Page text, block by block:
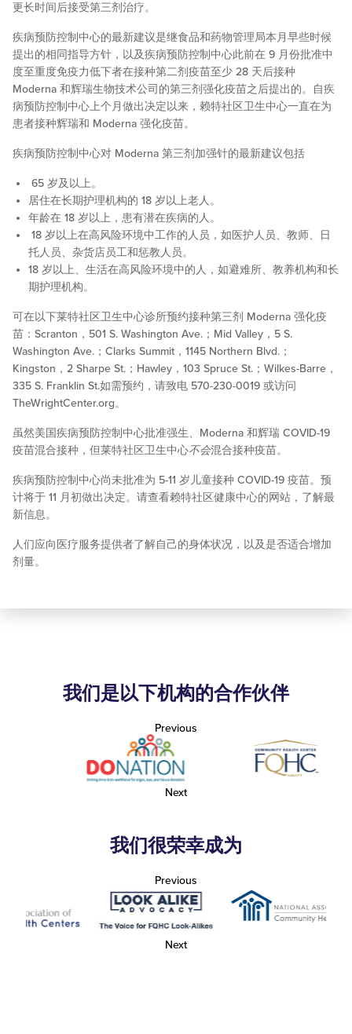
更长时间后接受第三剂治疗。
疾病预防控制中心的最新建议是继食品和药物管理局本月早些时候
提出的相同指导方针，以及疾病预防控制中心此前在 9 月份批准中
度至重度免疫力低下者在接种第二剂疫苗至少 28 天后接种
Moderna 和辉瑞生物技术公司的第三剂强化疫苗之后提出的。自疾
病预防控制中心上个月做出决定以来，赖特社区卫生中心一直在为
患者接种辉瑞和 Moderna 强化疫苗。
疾病预防控制中心对 Moderna 第三剂加强针的最新建议包括
65 岁及以上。
居住在长期护理机构的 18 岁以上老人。
年龄在 18 岁以上，患有潜在疾病的人。
18 岁以上在高风险环境中工作的人员，如医护人员、教师、日
托人员、杂货店员工和惩教人员。
18 岁以上、生活在高风险环境中的人，如避难所、教养机构和长
期护理机构。
可在以下莱特社区卫生中心诊所预约接种第三剂 Moderna 强化疫
苗：Scranton，501 S. Washington Ave.；Mid Valley，5 S.
Washington Ave.；Clarks Summit，1145 Northern Blvd.；
Kingston，2 Sharpe St.；Hawley，103 Spruce St.；Wilkes-Barre，
335 S. Franklin St.如需预约，请致电 570-230-0019 或访问
TheWrightCenter.org。
虽然美国疾病预防控制中心批准强生、Moderna 和辉瑞 COVID-19
疫苗混合接种，但莱特社区卫生中心不会混合接种疫苗。
疾病预防控制中心尚未批准为 5-11 岁儿童接种 COVID-19 疫苗。预
计将于 11 月初做出决定。请查看赖特社区健康中心的网站，了解最
新信息。
人们应向医疗服务提供者了解自己的身体状况，以及是否适合增加
剂量。
我们是以下机构的合作伙伴
Previous
Next
我们很荣幸成为
Previous
Next